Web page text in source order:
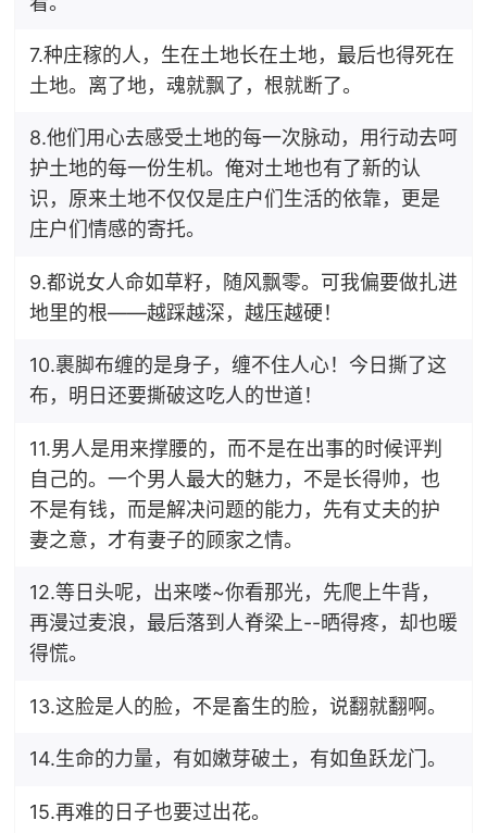
7.种庄稼的人，生在土地长在土地，最后也得死在
土地。离了地，魂就飘了，根就断了。
8.他们用心去感受土地的每一次脉动，用行动去呵
护土地的每一份生机。俺对土地也有了新的认
识，原来土地不仅仅是庄户们生活的依靠，更是
庄户们情感的寄托。
9.都说女人命如草籽，随风飘零。可我偏要做扎进
地里的根——越踩越深，越压越硬！
10.裹脚布缠的是身子，缠不住人心！今日撕了这
布，明日还要撕破这吃人的世道！
11.男人是用来撑腰的，而不是在出事的时候评判
自己的。一个男人最大的魅力，不是长得帅，也
不是有钱，而是解决问题的能力，先有丈夫的护
妻之意，才有妻子的顾家之情。
12.等日头呢，出来喽~你看那光，先爬上牛背，
再漫过麦浪，最后落到人脊梁上--晒得疼，却也暖
得慌。
13.这脸是人的脸，不是畜生的脸，说翻就翻啊。
14.生命的力量，有如嫩芽破土，有如鱼跃龙门。
15.再难的日子也要过出花。